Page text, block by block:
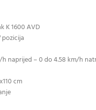
K 1600 AVD
naprijed – 0 do 4.58 km/h
cm